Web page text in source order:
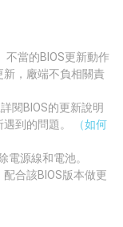
不當的BIOS更新動作
新，廠端不負相關責
閱BIOS的更新說明
到的問題。
（如何
電源線和電池。
合該BIOS版本做更